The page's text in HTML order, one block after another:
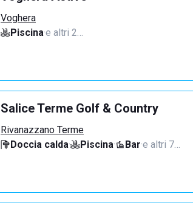
Voghera
Piscina·e altri 2…
Salice Terme Golf & Country
Rivanazzano Terme
Doccia calda· Piscina· Bar·e altri 7…